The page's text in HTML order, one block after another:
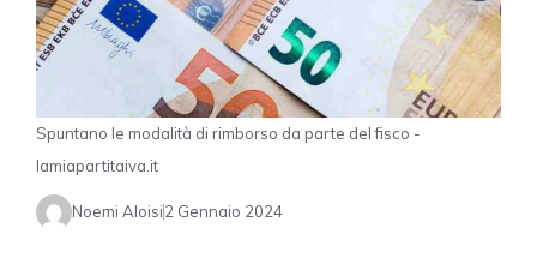
Spuntano le modalità di rimborso da parte del fisco -
lamiapartitaiva.it
Noemi Aloisi2 Gennaio 2024